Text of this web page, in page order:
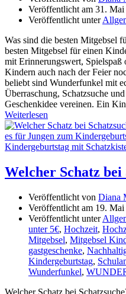
Veröffentlicht am 31. Mai
Veröffentlicht unter
Was sind die besten Mitgebsel
besten Mitgebsel für einen
mit Erinnerungswert, Spielspaß
Kindern auch nach der Feier
beliebt sind Wunderfunkel mit
Überraschung, Schatzsuche
Geschenkidee vereinen. Ein
Weiterlesen
Welcher Schatz bei
Veröffentlicht von Diana
Veröffentlicht am 19. Mai
Veröffentlicht unter
unter 5€, Hochzeit,
Mitgebsel, Mitgebsel
gastgeschenke,
Kindergeburtstag,
Wunderfunkel,
Welcher Schatz bei